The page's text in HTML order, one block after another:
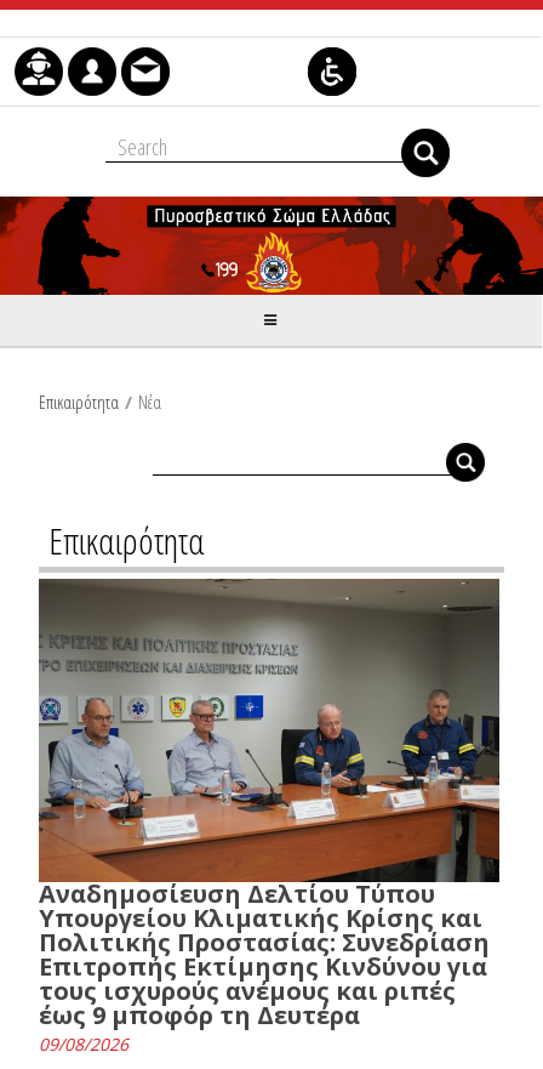
Μετάβαση στο περιεχόμενο
Επικαιρότητα / Νέα
Επικαιρότητα
Αναδημοσίευση Δελτίου Τύπου
Υπουργείου Κλιματικής Κρίσης και
Πολιτικής Προστασίας: Συνεδρίαση
Επιτροπής Εκτίμησης Κινδύνου για
τους ισχυρούς ανέμους και ριπές
έως 9 μποφόρ τη Δευτέρα
09/08/2026